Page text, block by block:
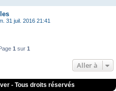
31 juil. 2016 21:41
1 sur 1
Aller à
- Tous droits réservés